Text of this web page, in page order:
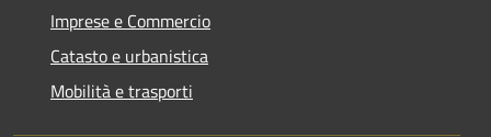
Imprese e Commercio
Catasto e urbanistica
Mobilità e trasporti